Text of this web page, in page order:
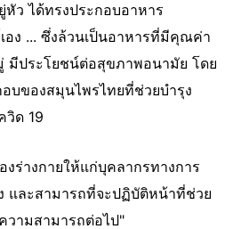
หัว ได้ทรงประกอบอาหาร
อง ... ซึ่งล้วนเป็นอาหารที่มีคุณค่า
มีประโยชน์ต่อสุขภาพอนามัย โดย
บของสมุนไพรไทยที่ช่วยบำรุง
วิด 19
ร่างกายให้แก่บุคลากรทางการ
และสามารถที่จะปฏิบัติหน้าที่ช่วย
วามสามารถต่อไป"